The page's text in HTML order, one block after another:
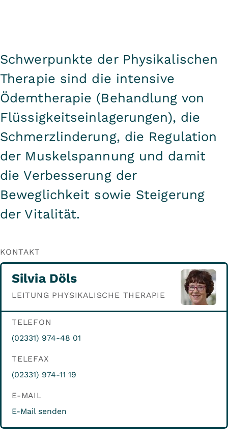
Schwerpunkte der Physikalischen
Therapie sind die intensive
Ödemtherapie (Behandlung von
Flüssigkeitseinlagerungen), die
Schmerzlinderung, die Regulation
der Muskelspannung und damit
die Verbesserung der
Beweglichkeit sowie Steigerung
der Vitalität.
KONTAKT
Silvia Döls
LEITUNG PHYSIKALISCHE THERAPIE
TELEFON
(02331) 974-48 01
TELEFAX
(02331) 974-11 19
E-MAIL
E-Mail senden